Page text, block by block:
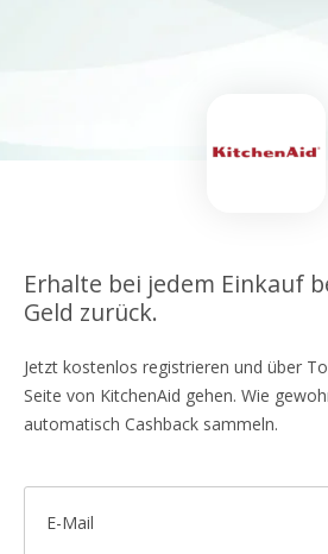
Erhalte bei jedem Einkauf
Geld zurück.
Jetzt kostenlos registrieren und über
Seite von KitchenAid gehen. Wie
automatisch Cashback sammeln.
E-Mail